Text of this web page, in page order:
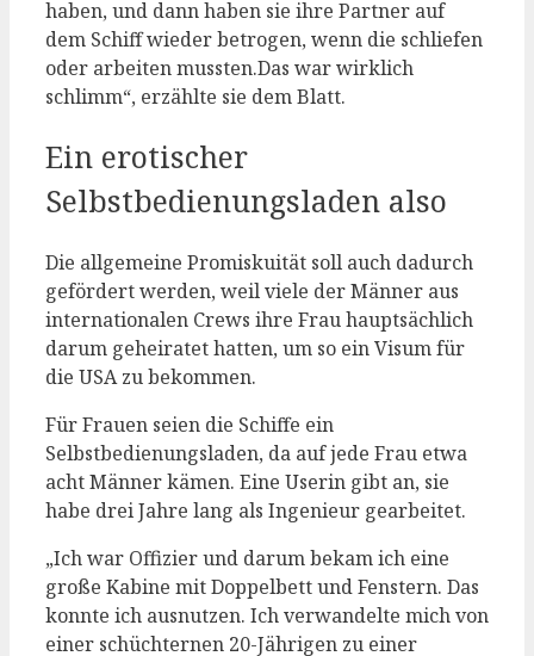
haben, und dann haben sie ihre Partner auf
dem Schiff wieder betrogen, wenn die schliefen
oder arbeiten mussten.Das war wirklich
schlimm“, erzählte sie dem Blatt.
Ein erotischer
Selbstbedienungsladen also
Die allgemeine Promiskuität soll auch dadurch
gefördert werden, weil viele der Männer aus
internationalen Crews ihre Frau hauptsächlich
darum geheiratet hatten, um so ein Visum für
die USA zu bekommen.
Für Frauen seien die Schiffe ein
Selbstbedienungsladen, da auf jede Frau etwa
acht Männer kämen. Eine Userin gibt an, sie
habe drei Jahre lang als Ingenieur gearbeitet.
„Ich war Offizier und darum bekam ich eine
große Kabine mit Doppelbett und Fenstern. Das
konnte ich ausnutzen. Ich verwandelte mich von
einer schüchternen 20-Jährigen zu einer